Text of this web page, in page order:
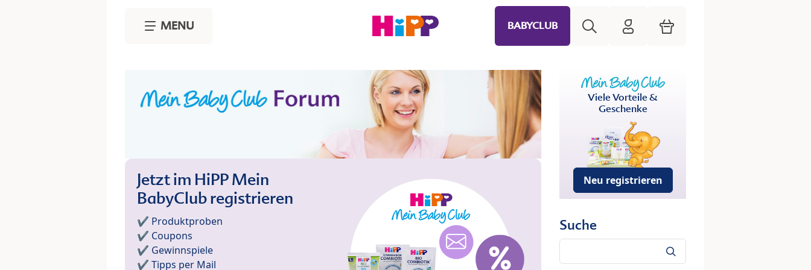
MENU BABYCLUB HiPP Mein Babyclub
Warenkorb
Jetzt im HiPP Mein
BabyClub registrieren
✔️ Produktproben
✔️ Coupons
✔️ Gewinnspiele
✔️ Tipps per Mail
Viele Vorteile &
Geschenke
Neu registrieren
Suche